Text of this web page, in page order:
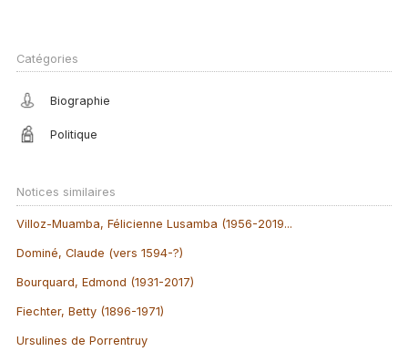
Catégories
Biographie
Politique
Notices similaires
Villoz-Muamba, Félicienne Lusamba (1956-2019...
Dominé, Claude (vers 1594-?)
Bourquard, Edmond (1931-2017)
Fiechter, Betty (1896-1971)
Ursulines de Porrentruy